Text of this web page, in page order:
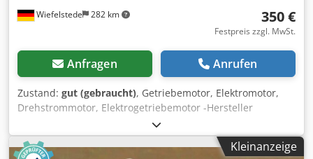
Wiefelstede 282 km 350 €
Festpreis zzgl. MwSt.
Anfragen Anrufen
Zustand: gut (gebraucht), Getriebemotor, Elektromotor,
Drehstrommotor, Elektrogetriebemotor -Hersteller
Getriebe Bonfiglioli Typ: MVF49/F -Hersteller Motor Fimet
Typ: MOF71A4 -Drehzahlen: 197 U/min -Leistung: 0,37 kW -
Bauform: B5 Winkel -Durchmesser Welle: Ø 18 mm -Kleinanzeige